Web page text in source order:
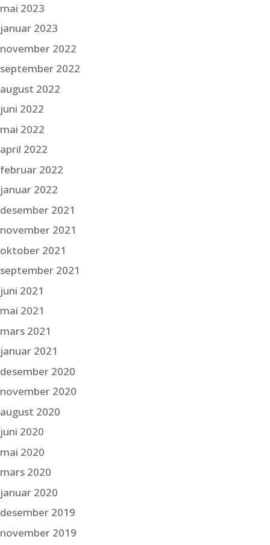
mai 2023
januar 2023
november 2022
september 2022
august 2022
juni 2022
mai 2022
april 2022
februar 2022
januar 2022
desember 2021
november 2021
oktober 2021
september 2021
juni 2021
mai 2021
mars 2021
januar 2021
desember 2020
november 2020
august 2020
juni 2020
mai 2020
mars 2020
januar 2020
desember 2019
november 2019